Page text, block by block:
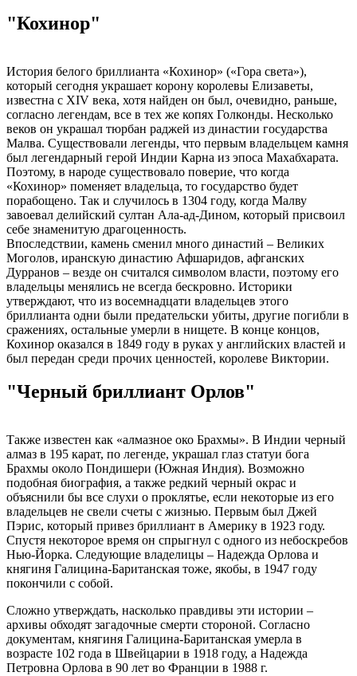
"Кохинор"
История белого бриллианта «Кохинор» («Гора света»),
который сегодня украшает корону королевы Елизаветы,
известна с XIV века, хотя найден он был, очевидно, раньше,
согласно легендам, все в тех же копях Голконды. Несколько
веков он украшал тюрбан раджей из династии государства
Малва. Существовали легенды, что первым владельцем камня
был легендарный герой Индии Карна из эпоса Махабхарата.
Поэтому, в народе существовало поверие, что когда
«Кохинор» поменяет владельца, то государство будет
порабощено. Так и случилось в 1304 году, когда Малву
завоевал делийский султан Ала-ад-Дином, который присвоил
себе знаменитую драгоценность.
Впоследствии, камень сменил много династий – Великих
Моголов, иранскую династию Афшаридов, афганских
Дурранов – везде он считался символом власти, поэтому его
владельцы менялись не всегда бескровно. Историки
утверждают, что из восемнадцати владельцев этого
бриллианта одни были предательски убиты, другие погибли в
сражениях, остальные умерли в нищете. В конце концов,
Кохинор оказался в 1849 году в руках у английских властей и
был передан среди прочих ценностей, королеве Виктории.
"Черный бриллиант Орлов"
Также известен как «алмазное око Брахмы». В Индии черный
алмаз в 195 карат, по легенде, украшал глаз статуи бога
Брахмы около Пондишери (Южная Индия). Возможно
подобная биография, а также редкий черный окрас и
объяснили бы все слухи о проклятье, если некоторые из его
владельцев не свели счеты с жизнью. Первым был Джей
Пэрис, который привез бриллиант в Америку в 1923 году.
Спустя некоторое время он спрыгнул с одного из небоскребов
Нью-Йорка. Следующие владелицы – Надежда Орлова и
княгиня Галицина-Баританская тоже, якобы, в 1947 году
покончили с собой.
Сложно утверждать, насколько правдивы эти истории –
архивы обходят загадочные смерти стороной. Согласно
документам, княгиня Галицина-Баританская умерла в
возрасте 102 года в Швейцарии в 1918 году, а Надежда
Петровна Орлова в 90 лет во Франции в 1988 г.